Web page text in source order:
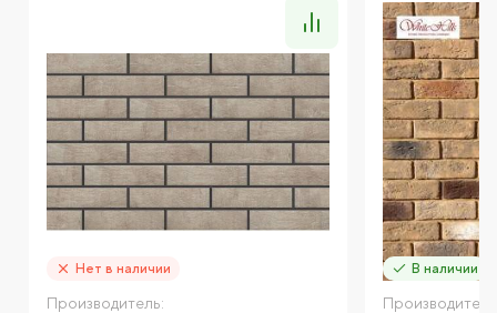
Нет в наличии
Производитель:
В наличии